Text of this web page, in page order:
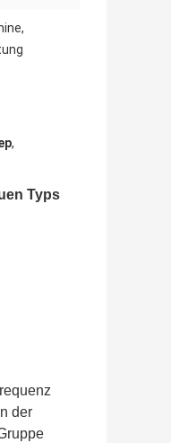
,
Typs
der